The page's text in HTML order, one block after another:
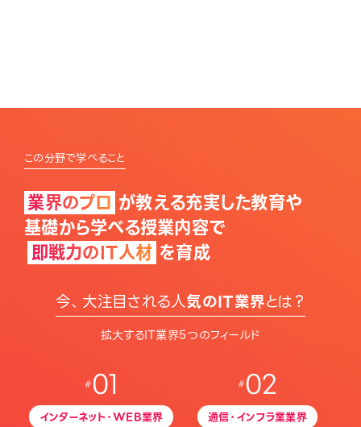
この分野で学べること
業界のプロ が教える充実した教育や
基礎から学べる授業内容で
即戦力のIT人材 を育成
今、大注目される人気のIT業界とは？
拡大するIT業界5つのフィールド
01
インターネット・WEB業界
02
通信・インフラ業業界